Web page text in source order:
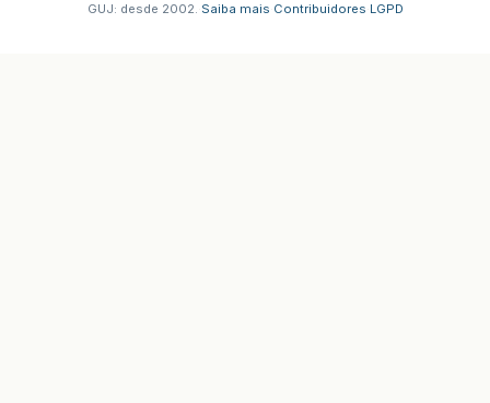
GUJ: desde 2002. Saiba mais Contribuidores LGPD